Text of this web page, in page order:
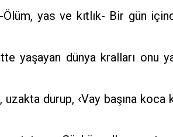
yas ve kıtlık- Bir gün
yaşayan dünya kralları onu
durup, ‹Vay başına